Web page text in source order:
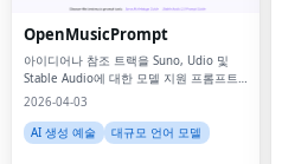
OpenMusicPrompt
아이디어나 참조 트랙을 Suno, Udio 및
Stable Audio에 대한 모델 지원 프롬프트
로 전환하세요.
2026-04-03
AI 생성 예술
대규모 언어 모델